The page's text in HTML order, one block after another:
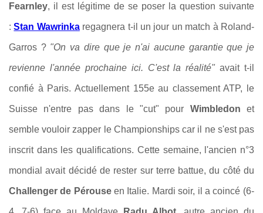
Fearnley, il est légitime de se poser la question suivante
:Stan Wawrinkaregagnera t-il un jour un match à Roland-
Garros ?"On va dire que je n'ai aucune garantie que je
revienne l'année prochaine ici. C'est la réalité" avait t-il
confié à Paris. Actuellement 155e au classement ATP, le
Suisse n'entre pas dans le "cut" pour Wimbledon et
semble vouloir zapper le Championships car il ne s'est pas
inscrit dans les qualifications. Cette semaine, l'ancien n°3
mondial avait décidé de rester sur terre battue, du côté du
Challenger de Pérouseen Italie. Mardi soir, il a coincé (6-